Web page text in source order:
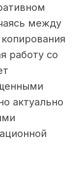
между
работу со
актуально